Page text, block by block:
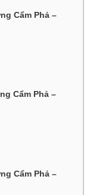
Cẩm Phả –
Cẩm Phả –
Cẩm Phả –